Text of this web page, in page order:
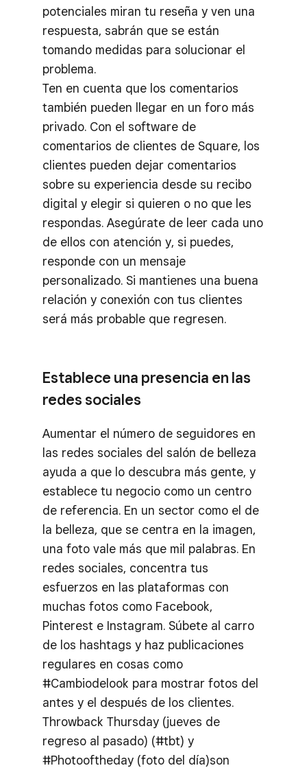
potenciales miran tu reseña y ven una
respuesta, sabrán que se están
tomando medidas para solucionar el
problema.
Ten en cuenta que los comentarios
también pueden llegar en un foro más
privado. Con el software de
comentarios de clientes de Square, los
clientes pueden dejar comentarios
sobre su experiencia desde su recibo
digital y elegir si quieren o no que les
respondas. Asegúrate de leer cada uno
de ellos con atención y, si puedes,
responde con un mensaje
personalizado. Si mantienes una buena
relación y conexión con tus clientes
será más probable que regresen.
Establece una presencia en las
redes sociales
Aumentar el número de seguidores en
las redes sociales del salón de belleza
ayuda a que lo descubra más gente, y
establece tu negocio como un centro
de referencia. En un sector como el de
la belleza, que se centra en la imagen,
una foto vale más que mil palabras. En
redes sociales, concentra tus
esfuerzos en las plataformas con
muchas fotos como Facebook,
Pinterest e Instagram. Súbete al carro
de los hashtags y haz publicaciones
regulares en cosas como
#Cambiodelook para mostrar fotos del
antes y el después de los clientes.
Throwback Thursday (jueves de
regreso al pasado) (#tbt) y
#Photooftheday (foto del día)son